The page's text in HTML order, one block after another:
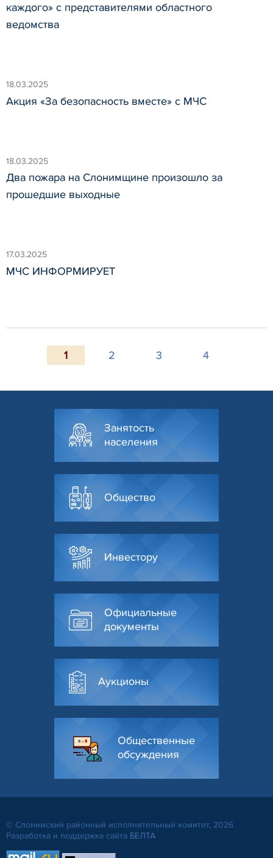
каждого» с представителями областного
ведомства
18.03.2025
Акция «За безопасность вместе» с МЧС
18.03.2025
Два пожара на Слонимщине произошло за
прошедшие выходные
17.03.2025
МЧС ИНФОРМИРУЕТ
1 2 3 4
Занятость
населения
Общество
Инвестору
Официальные
документы
Аукционы
Общественные
обсуждения
© Слонимский районный исполнительный комитет, 2026
Разработка и поддержка сайта БЕЛТА